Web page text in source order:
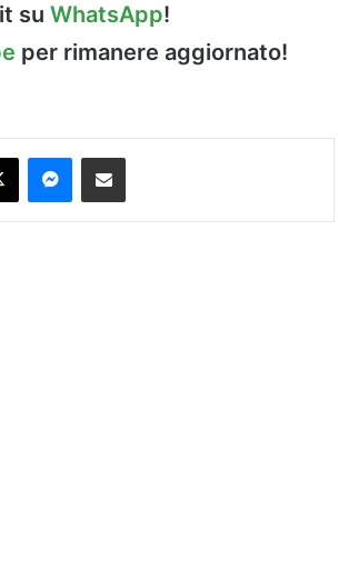
su WhatsApp!
per rimanere aggiornato!
X Messenger
Condividi via Email